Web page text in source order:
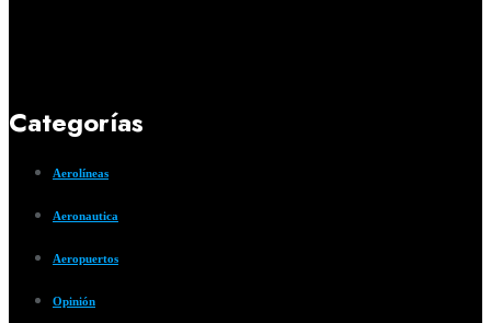
Categorías
Aerolíneas
Aeronautica
Aeropuertos
Opinión